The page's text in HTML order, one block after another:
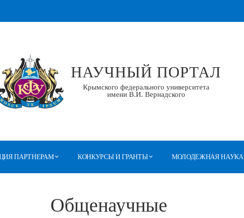
НАУЧНЫЙ ПОРТАЛ
Крымского федерального университета
имени В.И. Вернадского
ПАРТНЕРАМ КОНКУРСЫ И ГРАНТЫ МОЛОДЕЖНАЯ НАУКА
Общенаучные